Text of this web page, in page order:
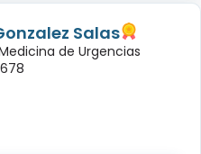
Salas
de Urgencias